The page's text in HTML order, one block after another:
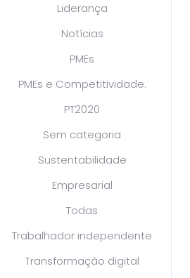
Liderança
Notícias
PMEs
PMEs e Competitividade.
PT2020
Sem categoria
Sustentabilidade
Empresarial
Todas
Trabalhador independente
Transformação digital